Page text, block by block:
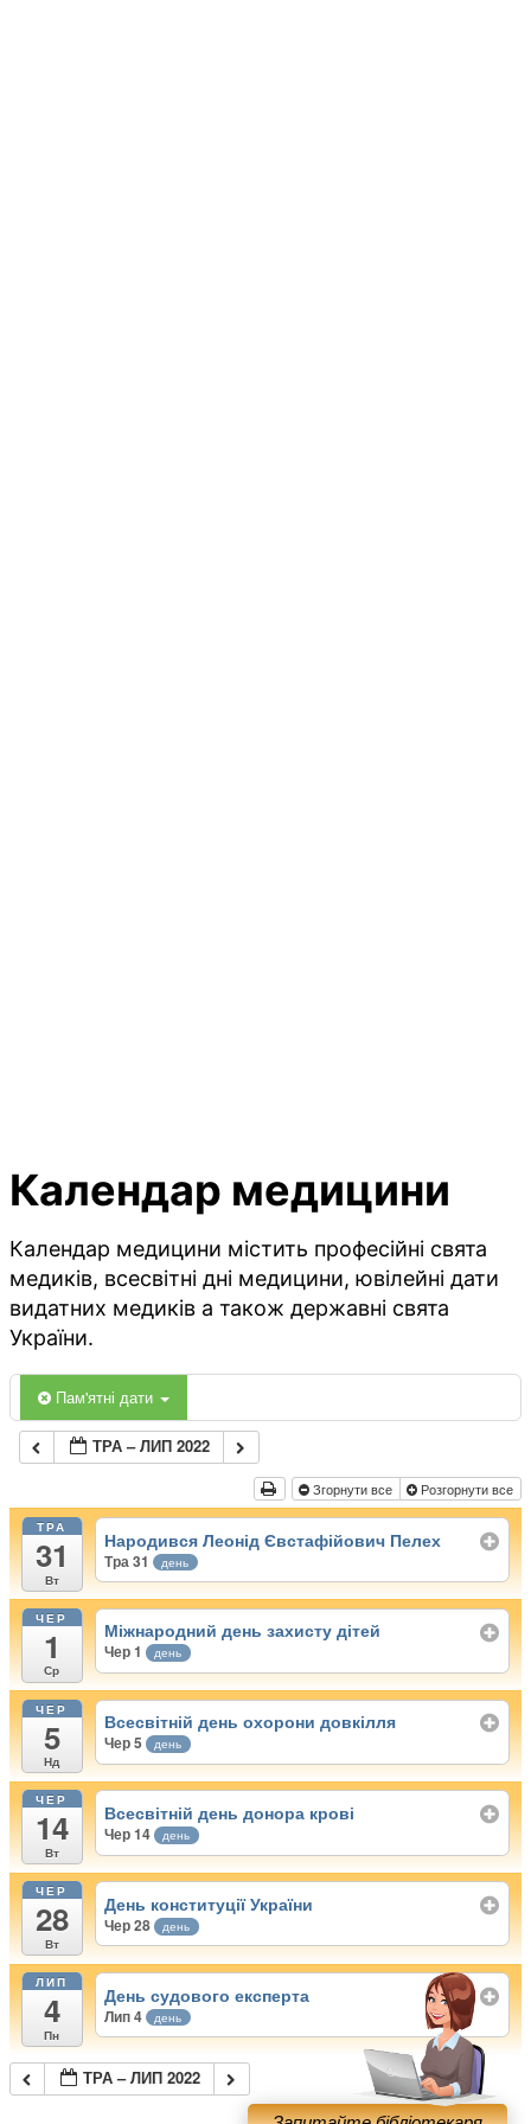
Календар медицини
Календар медицини містить професійні свята
медиків, всесвітні дні медицини, ювілейні дати
видатних медиків а також державні свята
України.
Пам'ятні дати
ТРА – ЛИП 2022
Згорнути все Розгорнути все
ТРА
31
Вт
Народився Леонід Євстафійович Пелех
Тра 31 день
ЧЕР
1
Ср
Міжнародний день захисту дітей
Чер 1 день
ЧЕР
5
Нд
Всесвітній день охорони довкілля
Чер 5 день
ЧЕР
14
Вт
Всесвітній день донора крові
Чер 14 день
ЧЕР
28
Вт
День конституції України
Чер 28 день
ЛИП
4
Пн
День судового експерта
Лип 4 день
ТРА – ЛИП 2022